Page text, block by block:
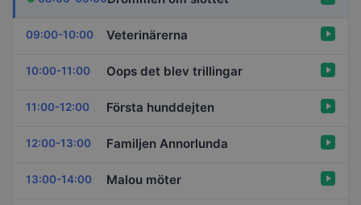
09:00-10:00 Veterinärerna
10:00-11:00 Oops det blev trillingar
11:00-12:00 Första hunddejten
12:00-13:00 Familjen Annorlunda
13:00-14:00 Malou möter